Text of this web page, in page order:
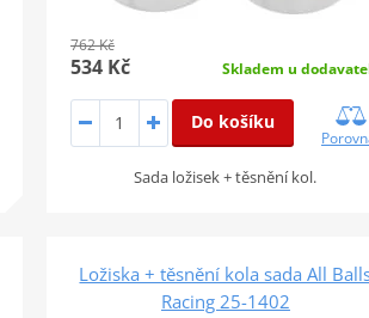
762 Kč
534 Kč Skladem u
Do košíku
Sada ložisek + těsnění kol.
Ložiska + těsnění kola sada All
Racing 25-1402